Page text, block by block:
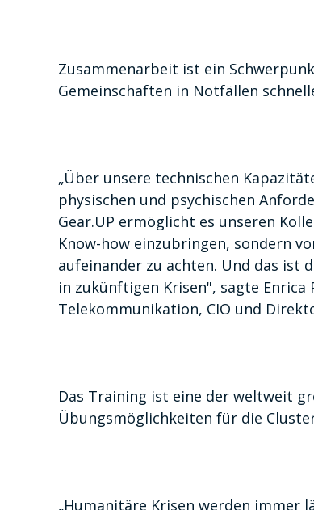
Zusammenarbeit ist ein
Gemeinschaften in Notfällen
„Über unsere technischen
physischen und psychischen
Gear.UP ermöglicht es unseren
Know-how einzubringen, sondern
aufeinander zu achten. Und das ist
in zukünftigen Krisen", sagte
Telekommunikation, CIO und
Das Training ist eine der weltweit
Übungsmöglichkeiten für die
„Humanitäre Krisen werden immer